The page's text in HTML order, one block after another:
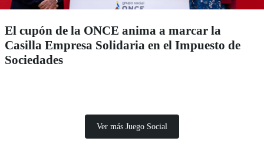
El cupón de la ONCE anima a marcar la
Casilla Empresa Solidaria en el Impuesto de
Sociedades
Ver más Juego Social